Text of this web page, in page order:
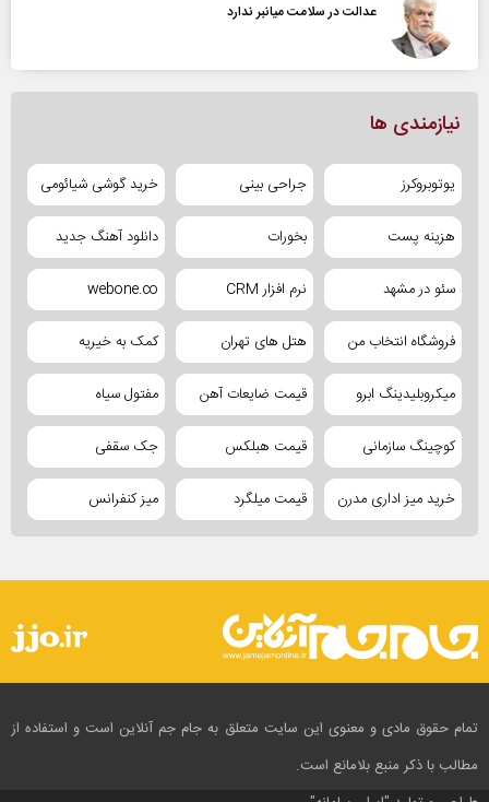
عدالت در سلامت میانبر ندارد
نیازمندی ها
یوتوبروکرز جراحی بینی خرید گوشی شیائومی
هزینه پست بخورات دانلود آهنگ جدید
سئو در مشهد نرم افزار CRM webone.co
فروشگاه انتخاب من هتل های تهران کمک به خیریه
میکروبلیدینگ ابرو قیمت ضایعات آهن مفتول سیاه
کوچینگ سازمانی قیمت هبلکس جک سقفی
خرید میز اداری مدرن قیمت میلگرد میز کنفرانس
تمام حقوق مادی و معنوی این سایت متعلق به جام جم آنلاین است و استفاده از
مطالب با ذکر منبع بلامانع است.